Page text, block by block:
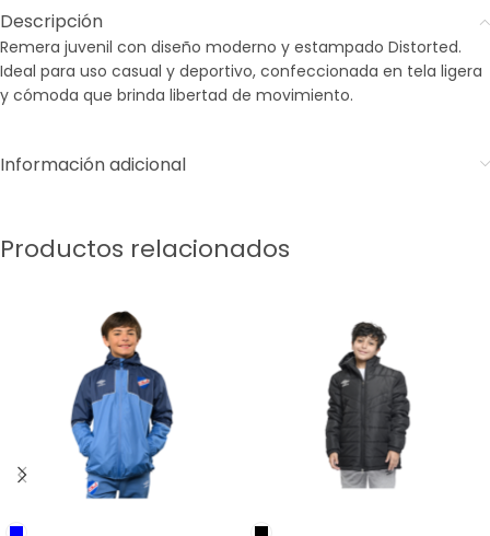
Descripción
Remera juvenil con diseño moderno y estampado Distorted.
Ideal para uso casual y deportivo, confeccionada en tela ligera
y cómoda que brinda libertad de movimiento.
Información adicional
Productos relacionados